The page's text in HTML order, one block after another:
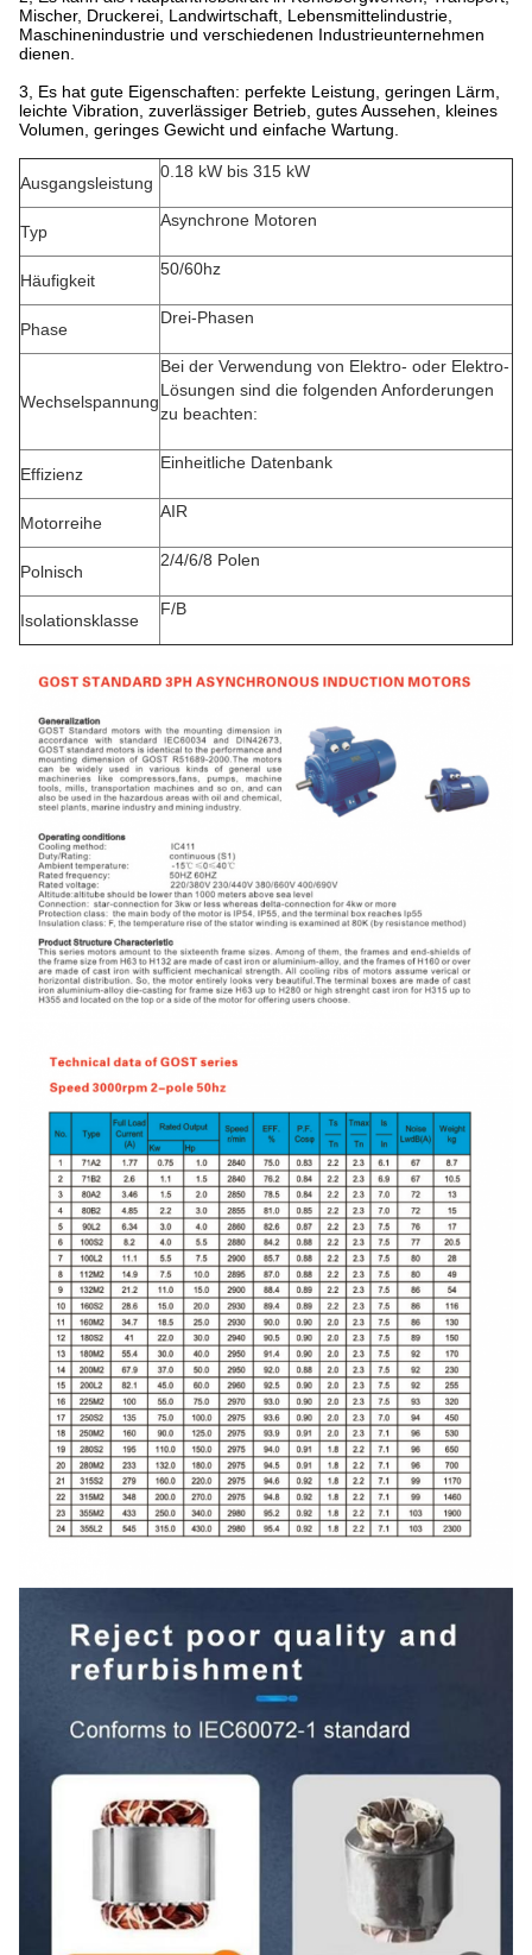
Mischer, Druckerei, Landwirtschaft, Lebensmittelindustrie,
Maschinenindustrie und verschiedenen Industrieunternehmen
dienen.
3, Es hat gute Eigenschaften: perfekte Leistung, geringen Lärm,
leichte Vibration, zuverlässiger Betrieb, gutes Aussehen, kleines
Volumen, geringes Gewicht und einfache Wartung.
Ausgangsleistung
0.18 kW bis 315 kW
Typ
Asynchrone Motoren
Häufigkeit
50/60hz
Phase
Drei-Phasen
Wechselspannung
Bei der Verwendung von Elektro- oder Elektro-
Lösungen sind die folgenden Anforderungen
zu beachten:
Effizienz
Einheitliche Datenbank
Motorreihe
AIR
Polnisch
2/4/6/8 Polen
Isolationsklasse
F/B